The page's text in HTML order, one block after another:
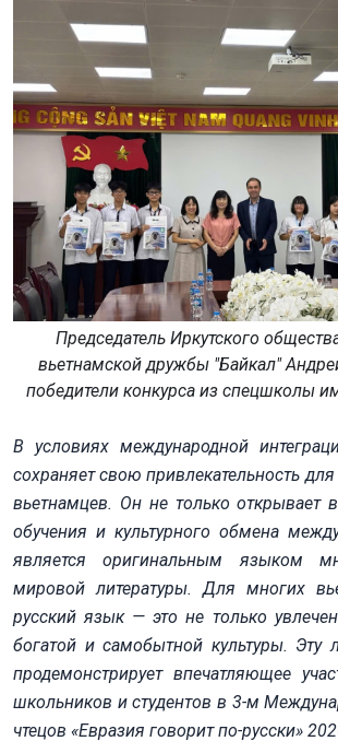
Председатель Иркутского
вьетнамской дружбы "Байкал"
победители конкурса из спецшколы
В условиях международной
сохраняет свою привлекательность
вьетнамцев. Он не только открывает
обучения и культурного обмена
является оригинальным языком
мировой литературы. Для многих
русский язык — это не только
богатой и самобытной культуры. Эту
продемонстрирует впечатляющее
школьников и студентов в 3-м
чтецов «Евразия говорит по-русски»